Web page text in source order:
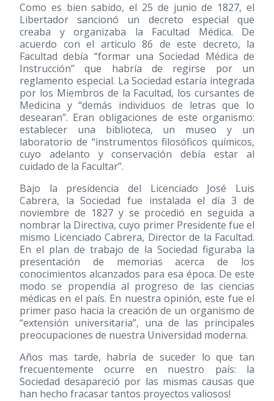
Como es bien sabido, el 25 de junio de 1827, el
Libertador sancionó un decreto especial que
creaba y organizaba la Facultad Médica. De
acuerdo con el articulo 86 de este decreto, la
Facultad debía “formar una Sociedad Médica de
Instrucción” que habría de regirse por un
reglamento especial. La Sociedad estaría integrada
por los Miembros de la Facultad, los cursantes de
Medicina y “demás individuos de letras que lo
desearan”. Eran obligaciones de este organismo:
establecer una biblioteca, un museo y un
laboratorio de “instrumentos filosóficos químicos,
cuyo adelanto y conservación debía estar al
cuidado de la Facultar”.
Bajo la presidencia del Licenciado José Luis
Cabrera, la Sociedad fue instalada el día 3 de
noviembre de 1827 y se procedió en seguida a
nombrar la Directiva, cuyo primer Presidente fue el
mismo Licenciado Cabrera, Director de la Facultad.
En el plan de trabajo de la Sociedad figuraba la
presentación de memorias acerca de los
conocimientos alcanzados para esa época. De este
modo se propendía al progreso de las ciencias
médicas en el país. En nuestra opinión, este fue el
primer paso hacia la creación de un organismo de
“extensión universitaria”, una de las principales
preocupaciones de nuestra Universidad moderna.
Años mas tarde, habría de suceder lo que tan
frecuentemente ocurre en nuestro país: la
Sociedad desapareció por las mismas causas que
han hecho fracasar tantos proyectos valiosos!